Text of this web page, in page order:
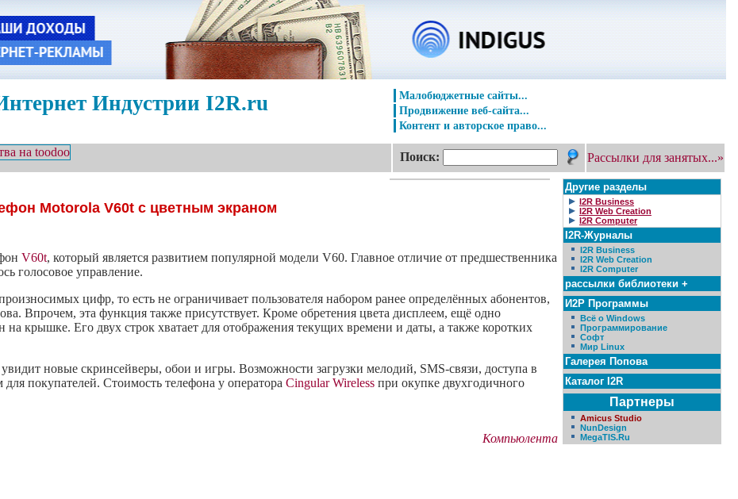
Индустрии I2R.ru
Малобюджетные сайты...
Продвижение веб-сайта...
Контент и авторское право...
Поиск: Рассылки для занятых...»
Motorola V60t с цветным экраном
V60t, который является развитием популярной модели V60. Главное отличие от предшественника
голосовое управление.
цифр, то есть не ограничивает пользователя набором ранее определённых абонентов,
Впрочем, эта функция также присутствует. Кроме обретения цвета дисплеем, ещё одно
крышке. Его двух строк хватает для отображения текущих времени и даты, а также коротких
новые скринсейверы, обои и игры. Возможности загрузки мелодий, SMS-связи, доступа в
покупателей. Стоимость телефона у оператора Cingular Wireless при окупке двухгодичного
Компьюлента
Другие разделы
I2R Business
I2R Web Creation
I2R Computer
I2R-Журналы
I2R Business
I2R Web Creation
I2R Computer
рассылки библиотеки +
И2Р Программы
Всё о Windows
Программирование
Софт
Мир Linux
Галерея Попова
Каталог I2R
Партнеры
Amicus Studio
NunDesign
MegaTIS.Ru